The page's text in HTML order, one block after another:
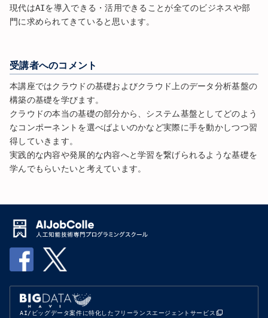
現代はAIを導入できる・活用できることが全てのビジネスや部
門に求められてきていると思います。
受講者へのコメント
本講座ではクラウドの基礎およびクラウド上のデータ分析基盤の
構築の基礎を学びます。
クラウドの本当の基礎の部分から、システム基盤としてどのよう
なコンポーネントを選べばよいのかなど実際に手を動かしつつ習
得していきます。
実践的な内容や発展的な内容へと学習を繋げられるような基礎を
学んでもらいたいと考えています。
AI/ビッグデータ案件に特化したフリーランスエージェントサービス